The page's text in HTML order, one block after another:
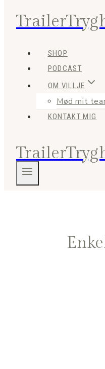
SHOP
PODCAST
OM VILLJE
Mød mit
KONTAKT MIG